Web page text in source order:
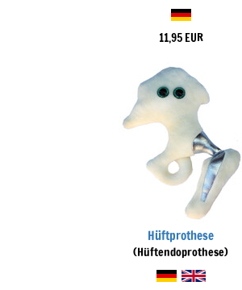
11,95 EUR
Hüftprothese
(Hüftendoprothese)